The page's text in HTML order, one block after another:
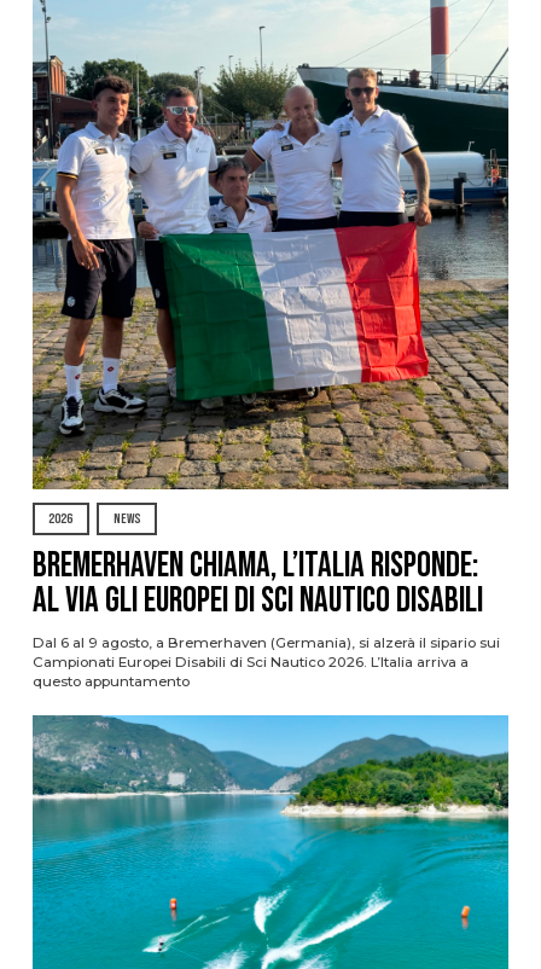
2026 NEWS
Bremerhaven chiama, l’Italia risponde:
al via gli Europei di Sci Nautico Disabili
Dal 6 al 9 agosto, a Bremerhaven (Germania), si alzerà il sipario sui
Campionati Europei Disabili di Sci Nautico 2026. L’Italia arriva a
questo appuntamento